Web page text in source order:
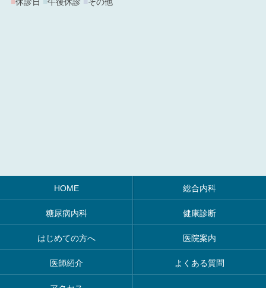
HOME 総合内科
糖尿病内科 健康診断
はじめての方へ 医院案内
医師紹介 よくある質問